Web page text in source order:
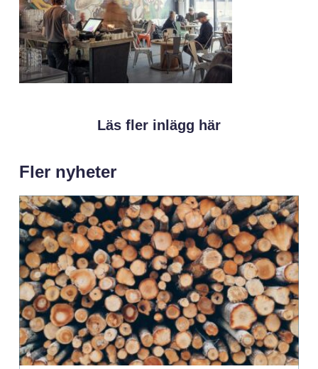
Läs fler inlägg här
Fler nyheter